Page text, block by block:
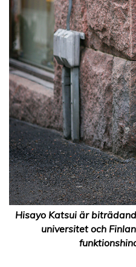
Hisayo Katsui är
universitet och